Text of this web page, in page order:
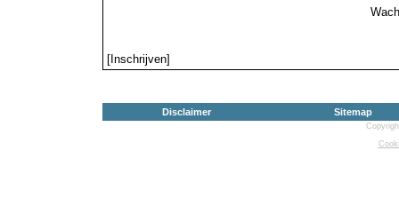
[Inschrijven]
Disclaimer Sitemap